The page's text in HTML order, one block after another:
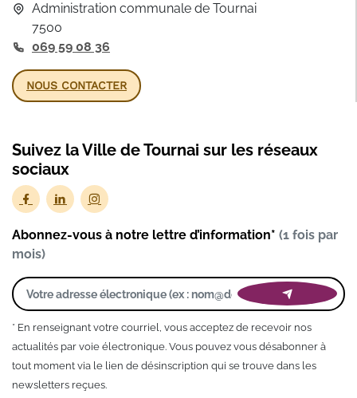
Administration communale de Tournai
7500
069 59 08 36
NOUS CONTACTER
Suivez la Ville de Tournai sur les réseaux
sociaux
Abonnez-vous à notre lettre d’information* (1 fois par
mois)
* En renseignant votre courriel, vous acceptez de recevoir nos
actualités par voie électronique. Vous pouvez vous désabonner à
tout moment via le lien de désinscription qui se trouve dans les
newsletters reçues.